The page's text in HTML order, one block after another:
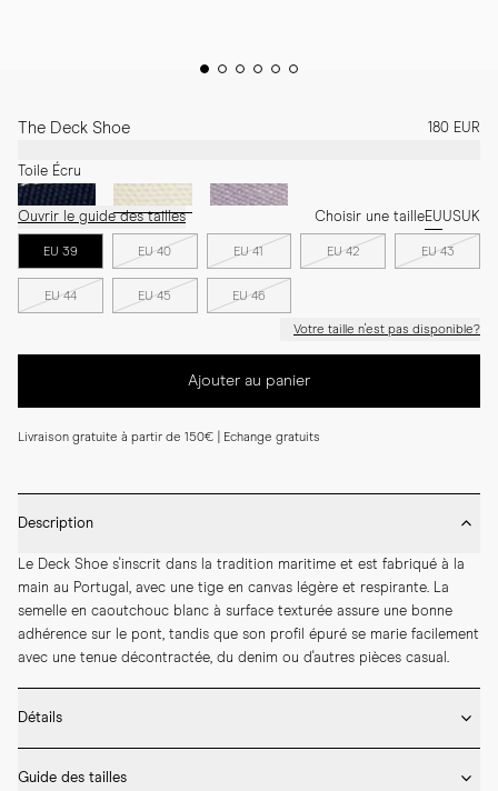
The Deck Shoe 180 EUR
Toile Écru
Ouvrir le guide des tailles Choisir une tailleEUUSUK
EU 39 EU 40 EU 41 EU 42 EU 43
EU 44 EU 45 EU 46
Votre taille n'est pas disponible?
Ajouter au panier
Livraison gratuite à partir de 150€ | Echange gratuits
Description
Le Deck Shoe s'inscrit dans la tradition maritime et est fabriqué à la
main au Portugal, avec une tige en canvas légère et respirante. La
semelle en caoutchouc blanc à surface texturée assure une bonne
adhérence sur le pont, tandis que son profil épuré se marie facilement
avec une tenue décontractée, du denim ou d'autres pièces casual.
Détails
* Tige en canvas de coton résistant
Guide des tailles